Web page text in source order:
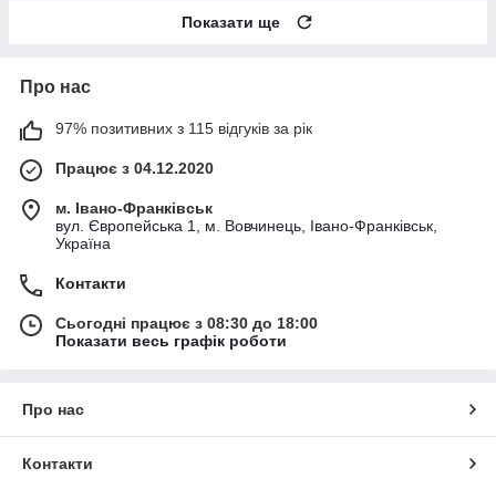
Показати ще
Про нас
97% позитивних з 115 відгуків за рік
Працює з 04.12.2020
м. Івано-Франківськ
вул. Європейська 1, м. Вовчинець, Івано-Франківськ,
Україна
Контакти
Сьогодні працює з 08:30 до 18:00
Показати весь графік роботи
Про нас
Контакти